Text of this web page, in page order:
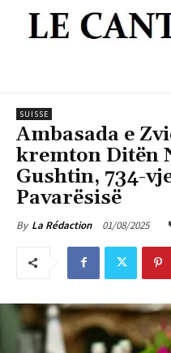
SUISSE
Ambasada e
kremton Ditën
Gushtin, 734-
Pavarësisë
By La Rédaction 01/08/2025